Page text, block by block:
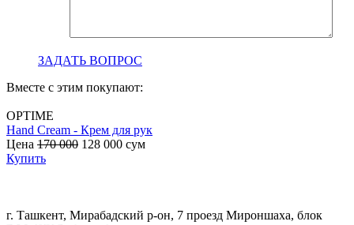
ЗАДАТЬ ВОПРОС
Вместе с этим покупают:
OPTIME
Hand Cream - Крем для рук
Цена 170 000 128 000 сум
Купить
г. Ташкент, Мирабадский р-он, 7 проезд Мироншаха, блок